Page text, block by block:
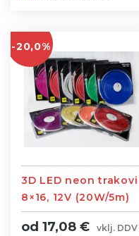
-20,0%
3D LED neon trakovi
8×16, 12V (20W/5m)
(različne barve)
od 17,08 € vklj. DDV